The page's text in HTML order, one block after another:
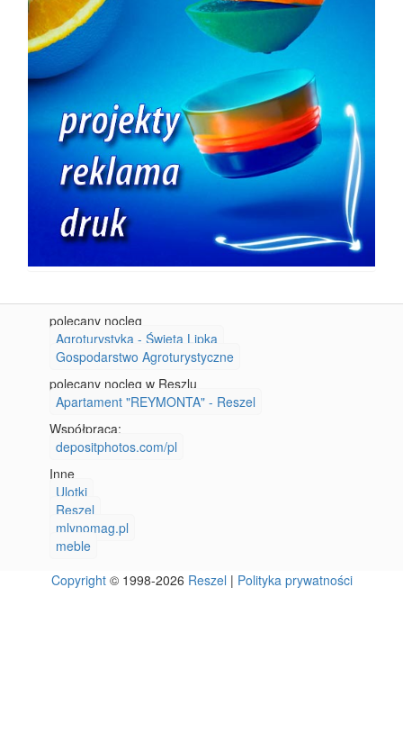
polecany nocleg
Agroturystyka - Święta Lipka
Gospodarstwo Agroturystyczne
polecany nocleg w Reszlu
Apartament "REYMONTA" - Reszel
Współpraca:
depositphotos.com/pl
Inne
Ulotki
Reszel
mlynomag.pl
meble
Copyright© 1998-2026 Reszel | Polityka prywatności